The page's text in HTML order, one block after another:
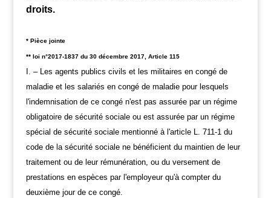
droits.
* Pièce jointe
** loi n°2017-1837 du 30 décembre 2017, Article 115
I. – Les agents publics civils et les militaires en congé de
maladie et les salariés en congé de maladie pour lesquels
l'indemnisation de ce congé n'est pas assurée par un régime
obligatoire de sécurité sociale ou est assurée par un régime
spécial de sécurité sociale mentionné à l'article L. 711-1 du
code de la sécurité sociale ne bénéficient du maintien de leur
traitement ou de leur rémunération, ou du versement de
prestations en espèces par l'employeur qu'à compter du
deuxième jour de ce congé.